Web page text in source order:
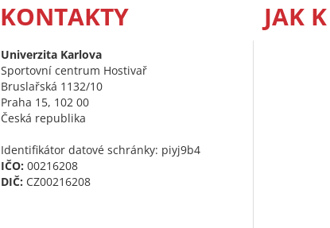
KONTAKTY
Univerzita Karlova
Sportovní centrum Hostivař
Bruslařská 1132/10
Praha 15, 102 00
Česká republika
Identifikátor datové schránky: piyj9b4
IČO: 00216208
DIČ: CZ00216208
JAK